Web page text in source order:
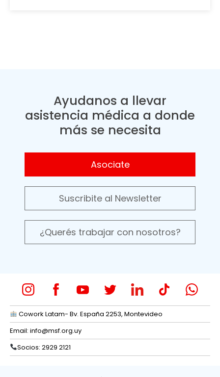
Ayudanos a llevar
asistencia médica a donde
más se necesita
Asociate
Suscribite al Newsletter
¿Querés trabajar con nosotros?
Cowork Latam- Bv. España 2253, Montevideo
Email: info@msf.org.uy
Socios: 2929 2121